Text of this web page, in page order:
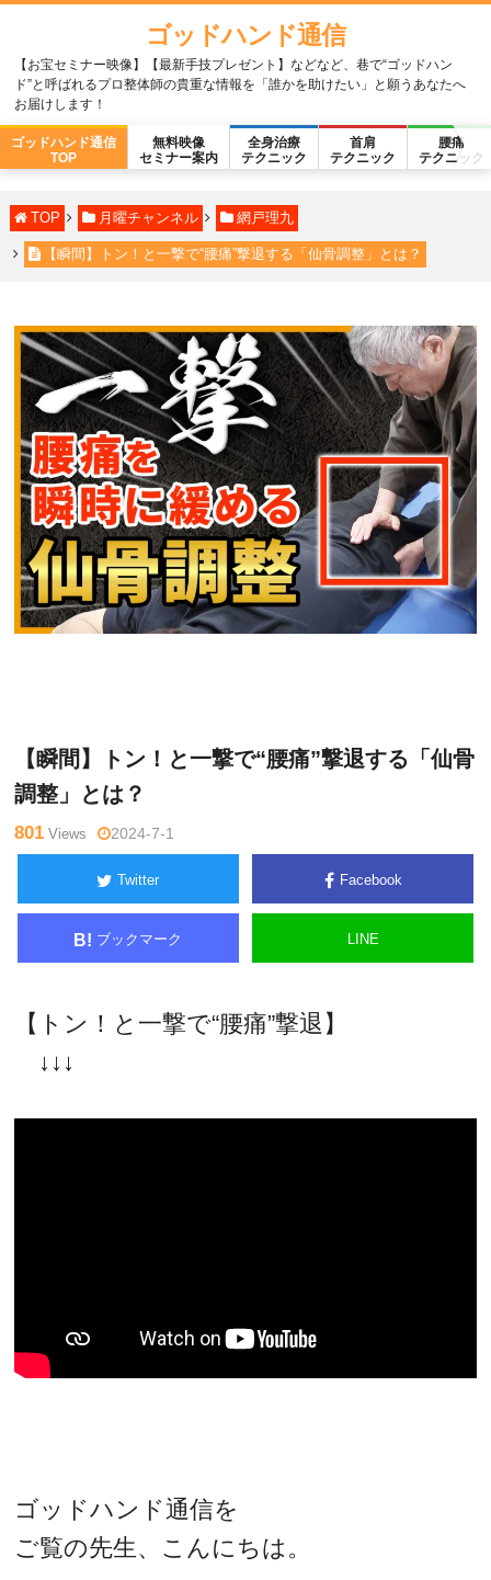
ゴッドハンド通信
【お宝セミナー映像】【最新手技プレゼント】などなど、巷で“ゴッドハン
ド”と呼ばれるプロ整体師の貴重な情報を「誰かを助けたい」と願うあなたへ
お届けします！
ゴッドハンド通信
TOP
無料映像
セミナー案内
全身治療
テクニック
首肩
テクニック
腰痛
テクニック
TOP 月曜チャンネル 網戸理九
【瞬間】トン！と一撃で“腰痛”撃退する「仙骨調整」とは？
【瞬間】トン！と一撃で“腰痛”撃退する「仙骨
調整」とは？
801 Views 2024-7-1
Twitter Facebook
B! ブックマーク LINE
【トン！と一撃で“腰痛”撃退】
↓↓↓
ゴッドハンド通信を
ご覧の先生、こんにちは。